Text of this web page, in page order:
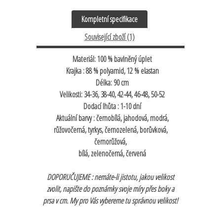
Kompletní specifikace
Související zboží (1)
Materiál: 100 % bavlněný úplet
Krajka : 88 % polyamid, 12 % elastan
Délka: 90 cm
Velikosti: 34-36, 38-40, 42-44, 46-48, 50-52
Dodací lhůta : 1-10 dní
Aktuální barvy : černobílá, jahodová, modrá,
růžovočerná, tyrkys, černozelená, borůvková,
černorůžová,
bílá, zelenočerná, červená
DOPORUČUJEME : nemáte-li jistotu, jakou velikost
zvolit, napište do poznámky svoje míry přes boky a
prsa v cm. My pro Vás vybereme tu správnou velikost!